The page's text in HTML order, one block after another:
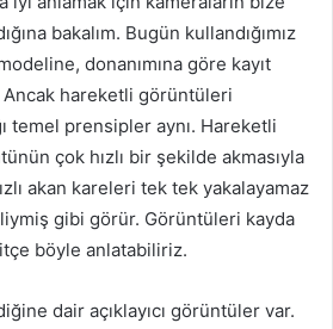
bakalım. Bugün kullandığımız
donanımına göre kayıt
hareketli görüntüleri
temel prensipler aynı. Hareketli
çok hızlı bir şekilde akmasıyla
akan kareleri tek tek yakalayamaz
gibi görür. Görüntüleri kayda
böyle anlatabiliriz.
dair açıklayıcı görüntüler var.